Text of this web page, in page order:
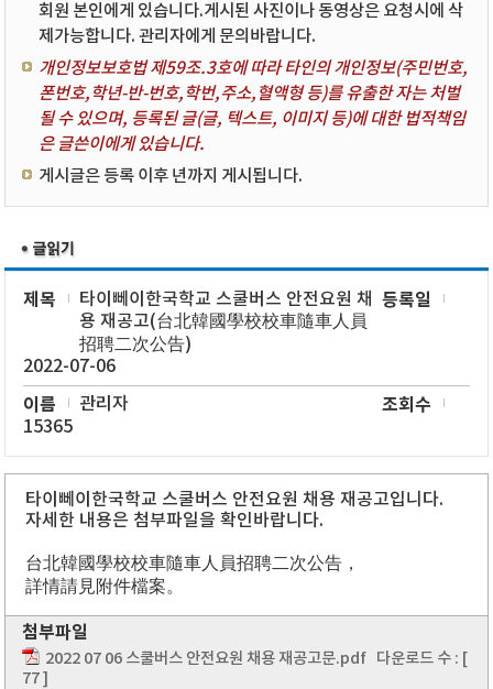
회원 본인에게 있습니다.게시된 사진이나 동영상은 요청시에 삭
제가능합니다. 관리자에게 문의바랍니다.
개인정보보호법 제59조.3호에 따라 타인의 개인정보(주민번호,
폰번호,학년-반-번호,학번,주소,혈액형 등)를 유출한 자는 처벌
될 수 있으며, 등록된 글(글, 텍스트, 이미지 등)에 대한 법적책임
은 글쓴이에게 있습니다.
게시글은 등록 이후 년까지 게시됩니다.
제목
타이뻬이한국학교 스쿨버스 안전요원 채
용 재공고(台北韓國學校校車隨車人員
招聘二次公告)
등록일
2022-07-06
이름 관리자 조회수
15365
타이뻬이한국학교 스쿨버스 안전요원 채용 재공고입니다.
자세한 내용은 첨부파일을 확인바랍니다.
台北韓國學校校車隨車人員招聘二次公告，
詳情請見附件檔案。
첨부파일
2022 07 06 스쿨버스 안전요원 채용 재공고문.pdf 다운로드 수 : [
77 ]